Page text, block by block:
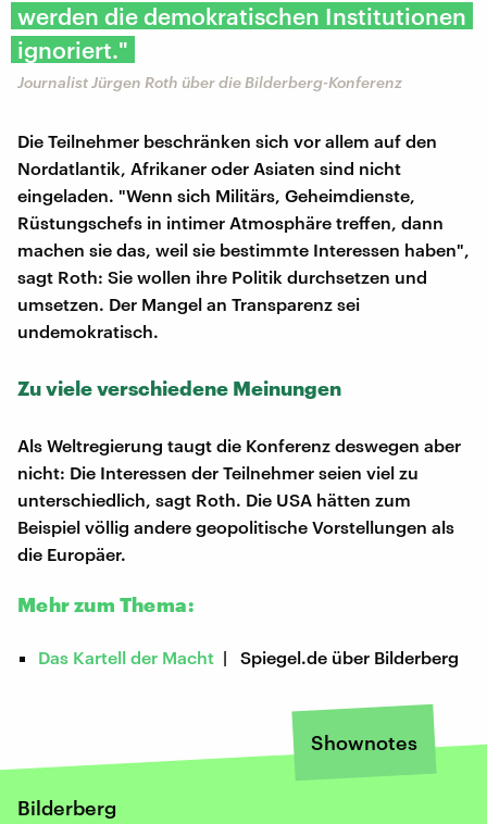
werden die demokratischen Institutionen
ignoriert."
Journalist Jürgen Roth über die Bilderberg-Konferenz
Die Teilnehmer beschränken sich vor allem auf den
Nordatlantik, Afrikaner oder Asiaten sind nicht
eingeladen. "Wenn sich Militärs, Geheimdienste,
Rüstungschefs in intimer Atmosphäre treffen, dann
machen sie das, weil sie bestimmte Interessen haben",
sagt Roth: Sie wollen ihre Politik durchsetzen und
umsetzen. Der Mangel an Transparenz sei
undemokratisch.
Zu viele verschiedene Meinungen
Als Weltregierung taugt die Konferenz deswegen aber
nicht: Die Interessen der Teilnehmer seien viel zu
unterschiedlich, sagt Roth. Die USA hätten zum
Beispiel völlig andere geopolitische Vorstellungen als
die Europäer.
Mehr zum Thema:
Das Kartell der Macht | Spiegel.de über Bilderberg
Shownotes
Bilderberg